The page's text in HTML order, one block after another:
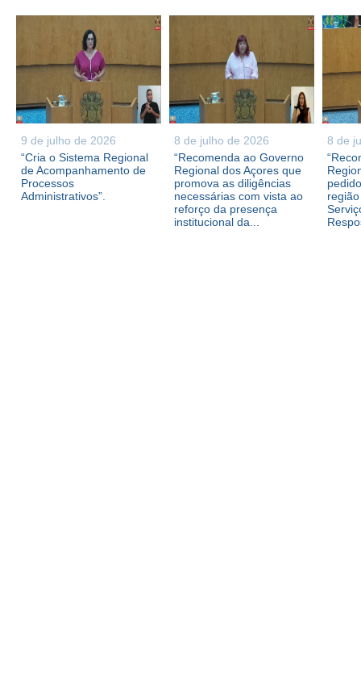
9 de julho de 2026
“Cria o Sistema Regional
de Acompanhamento de
Processos
Administrativos”.
8 de julho de 2026
“Recomenda ao Governo
Regional dos Açores que
promova as diligências
necessárias com vista ao
reforço da presença
institucional da...
8 de